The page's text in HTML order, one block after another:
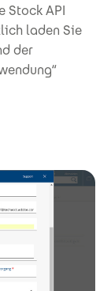
Stock API
laden Sie
der